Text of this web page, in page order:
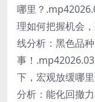
哪里？
理如何把握机会
线分析：黑色品
事！
下，宏观放缓哪
分析：能化回撤